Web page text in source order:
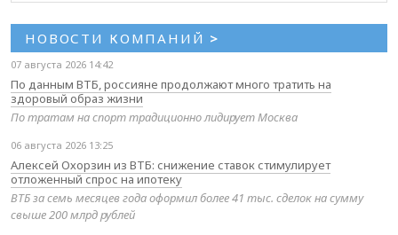
НОВОСТИ КОМПАНИЙ >
07 августа 2026 14:42
По данным ВТБ, россияне продолжают много тратить на
здоровый образ жизни
По тратам на спорт традиционно лидирует Москва
06 августа 2026 13:25
Алексей Охорзин из ВТБ: снижение ставок стимулирует
отложенный спрос на ипотеку
ВТБ за семь месяцев года оформил более 41 тыс. сделок на сумму
свыше 200 млрд рублей